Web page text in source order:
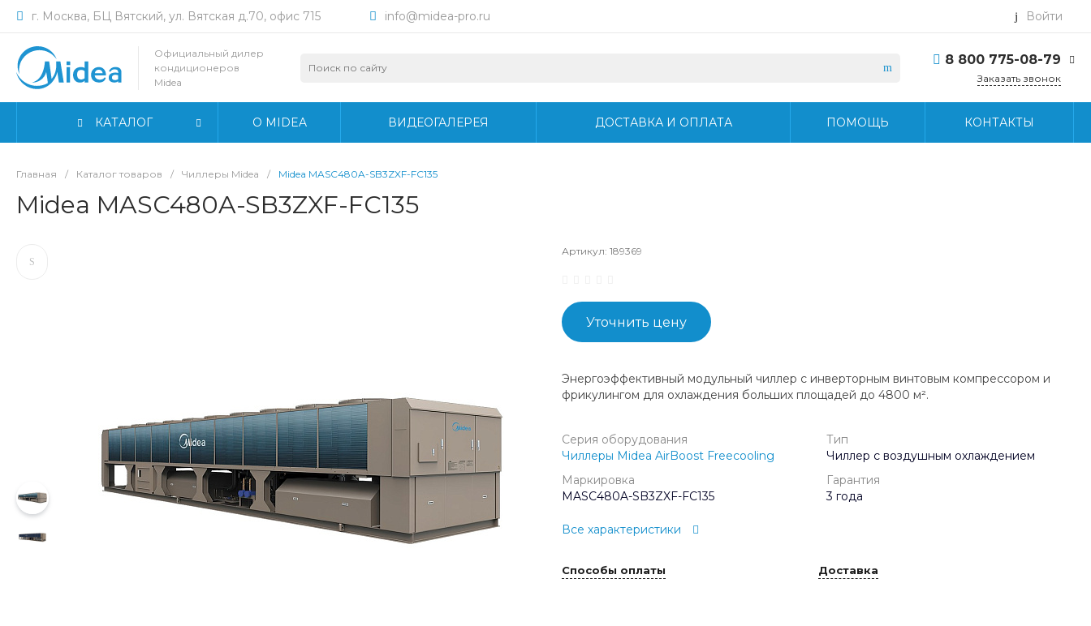
г. Москва, БЦ Вятский, ул. Вятская д.70, офис 715 info@midea-pro.ru Войти
Официальный дилер
кондиционеров
Midea
8 800 775-08-79
г. Москва, БЦ Вятский,
Заказать звонок
КАТАЛОГ О MIDEA ВИДЕОГАЛЕРЕЯ ДОСТАВКА И ОПЛАТА ПОМОЩЬ КОНТАКТЫ
Главная / Каталог товаров / Чиллеры Midea / Midea MASC480A-SB3ZXF-FC135
Midea MASC480A-SB3ZXF-FC135
Артикул: 189369
Уточнить цену
Энергоэффективный модульный чиллер с инверторным винтовым компрессором и
фрикулингом для охлаждения больших площадей до 4800 м².
Серия оборудования
Чиллеры Midea AirBoost Freecooling
Тип
Чиллер с воздушным охлаждением
Маркировка
MASC480A-SB3ZXF-FC135
Гарантия
3 года
Все характеристики
Способы оплаты Доставка